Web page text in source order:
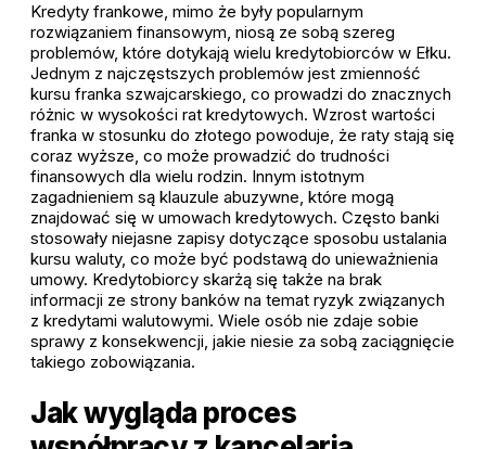
Kredyty frankowe, mimo że były popularnym
rozwiązaniem finansowym, niosą ze sobą szereg
problemów, które dotykają wielu kredytobiorców w Ełku.
Jednym z najczęstszych problemów jest zmienność
kursu franka szwajcarskiego, co prowadzi do znacznych
różnic w wysokości rat kredytowych. Wzrost wartości
franka w stosunku do złotego powoduje, że raty stają się
coraz wyższe, co może prowadzić do trudności
finansowych dla wielu rodzin. Innym istotnym
zagadnieniem są klauzule abuzywne, które mogą
znajdować się w umowach kredytowych. Często banki
stosowały niejasne zapisy dotyczące sposobu ustalania
kursu waluty, co może być podstawą do unieważnienia
umowy. Kredytobiorcy skarżą się także na brak
informacji ze strony banków na temat ryzyk związanych
z kredytami walutowymi. Wiele osób nie zdaje sobie
sprawy z konsekwencji, jakie niesie za sobą zaciągnięcie
takiego zobowiązania.
Jak wygląda proces